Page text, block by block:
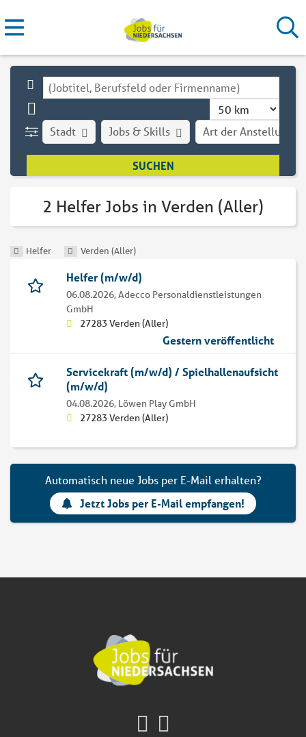
Stadt Art der Anstellung
Jobs & Skills
2 Helfer Jobs in Verden (Aller)
Helfer Verden (Aller)
Helfer (m/w/d)
06.08.2026,Adecco Personaldienstleistungen
GmbH
27283 Verden (Aller)
Gestern veröffentlicht
Servicekraft (m/w/d) / Spielhallenaufsicht
(m/w/d)
04.08.2026, Löwen Play GmbH
27283 Verden (Aller)
Automatisch neue Jobs per E-Mail erhalten?
Jetzt Jobs per E-Mail empfangen!